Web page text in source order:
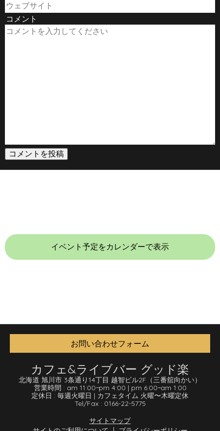
コメント
イベント予定をカレンダーで表示
お問い合わせフォーム
カフェ&ライブバー グッド楽
北海道 旭川市 3条通り14丁目 越智ビル2F （三番舘向かい）
営業時間 : am 11:00~pm 4:00 | pm 6:00~am 1:00
定休日 : 毎週火曜日 | カフェタイム 火曜〜木曜定休
Tel/Fax : 0166-22-5775
サイトマップ